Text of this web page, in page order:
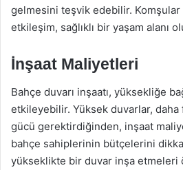
gelmesini teşvik edebilir. Komşular
etkileşim, sağlıklı bir yaşam alanı
İnşaat Maliyetleri
Bahçe duvarı inşaatı, yüksekliğe
etkileyebilir. Yüksek duvarlar, daha
gücü gerektirdiğinden, inşaat
bahçe sahiplerinin bütçelerini
yükseklikte bir duvar inşa etmeleri